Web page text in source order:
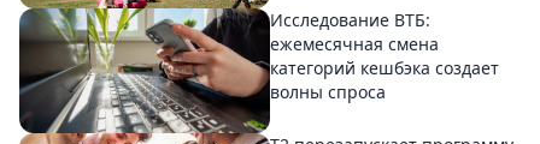
Исследование ВТБ:
ежемесячная смена
категорий кешбэка создает
волны спроса